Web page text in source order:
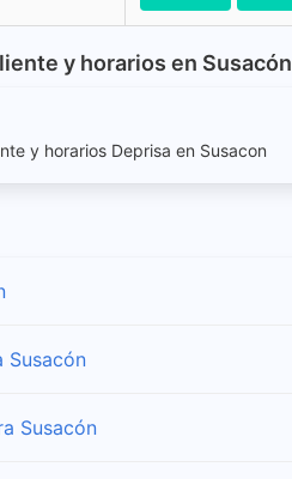
y horarios en Susacón
y horarios Deprisa en Susacon
Susacón
Susacón